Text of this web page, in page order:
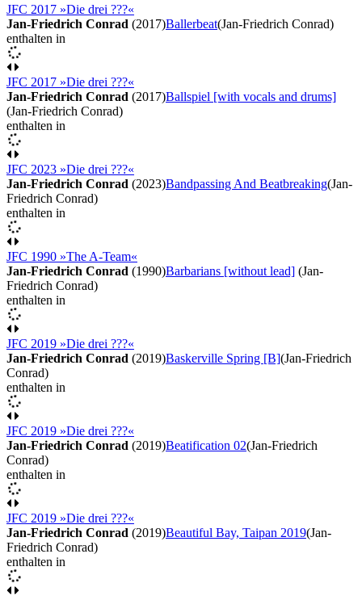
JFC 2017 »Die drei ???«
Jan-Friedrich Conrad (2017)Ballerbeat(Jan-Friedrich Conrad)
enthalten in
JFC 2017 »Die drei ???«
Jan-Friedrich Conrad (2017)Ballspiel [with vocals and drums]
(Jan-Friedrich Conrad)
enthalten in
JFC 2023 »Die drei ???«
Jan-Friedrich Conrad (2023)Bandpassing And Beatbreaking(Jan-
Friedrich Conrad)
enthalten in
JFC 1990 »The A-Team«
Jan-Friedrich Conrad (1990)Barbarians [without lead] (Jan-
Friedrich Conrad)
enthalten in
JFC 2019 »Die drei ???«
Jan-Friedrich Conrad (2019)Baskerville Spring [B](Jan-Friedrich
Conrad)
enthalten in
JFC 2019 »Die drei ???«
Jan-Friedrich Conrad (2019)Beatification 02(Jan-Friedrich
Conrad)
enthalten in
JFC 2019 »Die drei ???«
Jan-Friedrich Conrad (2019)Beautiful Bay, Taipan 2019(Jan-
Friedrich Conrad)
enthalten in